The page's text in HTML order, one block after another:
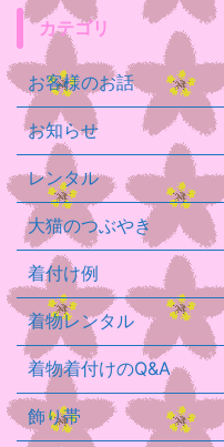
カテゴリ
お客様のお話
お知らせ
レンタル
大猫のつぶやき
着付け例
着物レンタル
着物着付けのQ&A
飾り帯